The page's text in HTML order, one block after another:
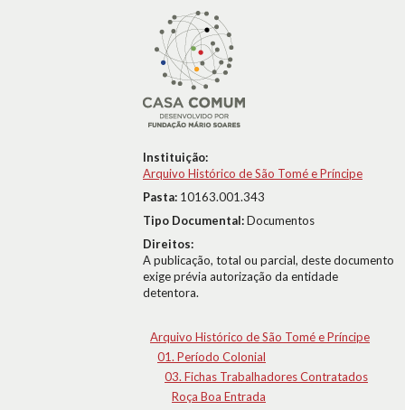
Instituição:
Arquivo Histórico de São Tomé e Príncipe
Pasta: 10163.001.343
Tipo Documental:Documentos
Direitos:
A publicação, total ou parcial, deste documento
exige prévia autorização da entidade
detentora.
Arquivo Histórico de São Tomé e Príncipe
01. Período Colonial
03. Fichas Trabalhadores Contratados
Roça Boa Entrada